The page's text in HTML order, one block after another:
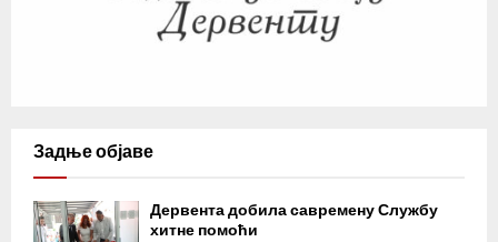
Задње објаве
Дервента добила савремену Службу
хитне помоћи